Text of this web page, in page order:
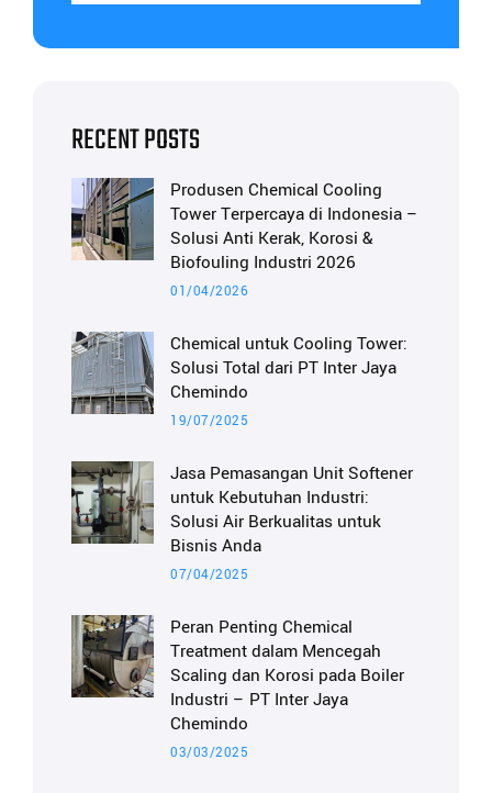
RECENT POSTS
Produsen Chemical Cooling
Tower Terpercaya di Indonesia –
Solusi Anti Kerak, Korosi &
Biofouling Industri 2026
01/04/2026
Chemical untuk Cooling Tower:
Solusi Total dari PT Inter Jaya
Chemindo
19/07/2025
Jasa Pemasangan Unit Softener
untuk Kebutuhan Industri:
Solusi Air Berkualitas untuk
Bisnis Anda
07/04/2025
Peran Penting Chemical
Treatment dalam Mencegah
Scaling dan Korosi pada Boiler
Industri – PT Inter Jaya
Chemindo
03/03/2025